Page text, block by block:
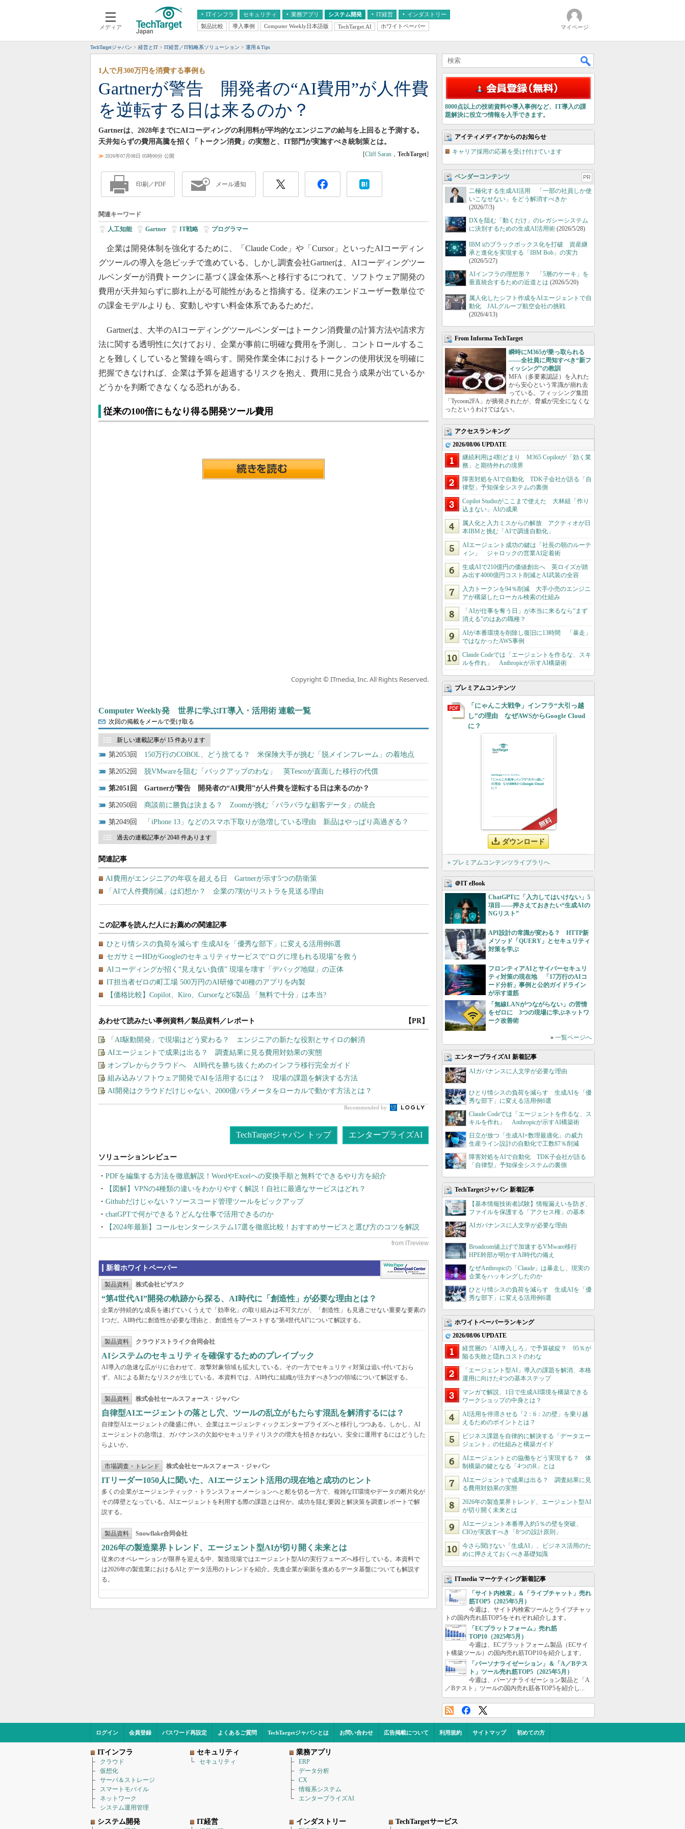
メディア
ITインフラ
クラウド
スマートモバイル
ネットワーク
システム運用管理
セキュリティ 業務アプリ
エンタープライズAI
ERP
CX
情報系システム
システム開発 IT経営
経営とIT
インダストリー
医療IT
製品比較 導入事例 Computer Weekly日本語版 TechTarget.AI ホワイトペーパー マイページ
TechTargetジャパン 経営とIT IT経営／IT戦略系ソリューション 運用＆Tips
Gartnerが警告 開発者の“AI費用”が人件費
を逆転する日は来るのか？
1人で月300万円を消費する事例も
Gartnerは、2028年までにAIコーディングの利用料が平均的なエンジニアの給与を上回ると予測する。
天井知らずの費用高騰を招く「トークン消費」の実態と、IT部門が実施すべき統制策とは。
≫ 2026年07月08日 05時00分 公開 [Cliff Saran ， TechTarget]
印刷／PDF メール通知
関連キーワード
人工知能| Gartner IT戦略 プログラマー
企業は開発体制を強化するために、「Claude Code」や「Cursor」といったAIコーディン
グツールの導入を急ピッチで進めている。しかし調査会社Gartnerは、AIコーディングツー
ルベンダーが消費トークンに基づく課金体系へと移行するにつれて、ソフトウェア開発の
費用が天井知らずに膨れ上がる可能性があると指摘する。従来のエンドユーザー数単位で
の課金モデルよりも、変動しやすい料金体系であるためだ。
Gartnerは、大半のAIコーディングツールベンダーはトークン消費量の計算方法や請求方
法に関する透明性に欠けており、企業が事前に明確な費用を予測し、コントロールするこ
とを難しくしていると警鐘を鳴らす。開発作業全体におけるトークンの使用状況を明確に
把握できなければ、企業は予算を超過するリスクを抱え、費用に見合う成果が出ているか
どうかを判断できなくなる恐れがある。
従来の100倍にもなり得る開発ツール費用
Copyright © ITmedia, Inc. All Rights Reserved.
Computer Weekly発 世界に学ぶIT導入・活用術 連載一覧
次回の掲載をメールで受け取る
新しい連載記事が 15 件あります
2053 150万行のCOBOL、どう捨てる？ 米保険大手が挑む「脱メインフレーム」の着地点
2052 脱VMwareを阻む「バックアップのわな」 英Tescoが直面した移行の代償
2051 Gartnerが警告 開発者の“AI費用”が人件費を逆転する日は来るのか？
2050 商談前に勝負は決まる？ Zoomが挑む「バラバラな顧客データ」の統合
2049 「iPhone 13」などのスマホ下取りが急増している理由 新品はやっぱり高過ぎる？
過去の連載記事が 2048 件あります
関連記事
AI費用がエンジニアの年収を超える日 Gartnerが示す5つの防衛策
「AIで人件費削減」は幻想か？ 企業の7割がリストラを見送る理由
あわせて読みたい事例資料／製品資料／レポート 【PR】
「AI駆動開発」で現場はどう変わる？ エンジニアの新たな役割とサイロの解消
AIエージェントで成果は出る？ 調査結果に見る費用対効果の実態
オンプレからクラウドへ AI時代を勝ち抜くためのインフラ移行完全ガイド
組み込みソフトウェア開発でAIを活用するには？ 現場の課題を解決する方法
AI開発はクラウドだけじゃない、2000億パラメータをローカルで動かす方法とは？
Recommended by
TechTargetジャパン トップ エンタープライズAI
PDFを編集する方法を徹底解説！WordやExcelへの変換手順と無料でできるやり方を紹介
【図解】VPNの4種類の違いをわかりやすく解説！自社に最適なサービスはどれ？
Githubだけじゃない？ソースコード管理ツールをピックアップ
chatGPTで何ができる？どんな仕事で活用できるのか
【2024年最新】コールセンターシステム17選を徹底比較！おすすめサービスと選び方のコツを解説
新着ホワイトペーパー
製品資料 株式会社ビザスク
“第4世代AI”開発の軌跡から探る、AI時代に「創造性」が必要な理由とは？
企業が持続的な成長を遂げていくうえで「効率化」の取り組みは不可欠だが、「創造性」も見過ごせない重要な要素の
1つだ。AI時代に創造性が必要な理由と、創造性をブーストする“第4世代AI”について解説する。
製品資料 クラウドストライク合同会社
AIシステムのセキュリティを確保するためのプレイブック
AI導入の急速な広がりに合わせて、攻撃対象領域も拡大している。その一方でセキュリティ対策は追い付いておら
ず、AIによる新たなリスクが生じている。本資料では、AI時代に組織が注力すべき5つの領域について解説する。
製品資料 株式会社セールスフォース・ジャパン
自律型AIエージェントの落とし穴、ツールの乱立がもたらす混乱を解消するには？
自律型AIエージェントの隆盛に伴い、企業はエージェンティックエンタープライズへと移行しつつある。しかし、AI
エージェントの急増は、ガバナンスの欠如やセキュリティリスクの増大を招きかねない。安全に運用するにはどうした
らよいか。
市場調査・トレンド 株式会社セールスフォース・ジャパン
ITリーダー1050人に聞いた、AIエージェント活用の現在地と成功のヒント
多くの企業がエージェンティック・トランスフォーメーションへと舵を切る一方で、複雑なIT環境やデータの断片化が
その障壁となっている。AIエージェントを利用する際の課題とは何か。成功を阻む要因と解決策を調査レポートで解
説する。
製品資料 Snowflake合同会社
2026年の製造業界トレンド、エージェント型AIが切り開く未来とは
従来のオペレーションが限界を迎える中、製造現場ではエージェント型AIの実行フェーズへ移行している。本資料で
は2026年の製造業におけるAIとデータ活用のトレンドを紹介。先進企業が刷新を進めるデータ基盤についても解説す
る。
8000点以上の技術資料や導入事例など、IT導入の課
題解決に役立つ情報を入手できます。
アイティメディアからのお知らせ
キャリア採用の応募を受け付けています
ベンダーコンテンツ PR
二極化する生成AI活用 「一部の社員しか使
いこなせない」をどう解消すべきか
(2026/7/3)
DXを阻む「動くだけ」のレガシーシステム
に決別するための生成AI活用術 (2026/5/28)
IBM iのブラックボックス化を打破 資産継
承と進化を実現する「IBM Bob」の実力
(2026/5/27)
AIインフラの理想形？ 「5層のケーキ」を
垂直統合するための近道とは (2026/5/20)
属人化したシフト作成をAIエージェントで自
動化 JALグループ航空会社の挑戦
(2026/4/13)
From Informa TechTarget
瞬時にM365が乗っ取られる
――全社員に周知すべき“新フ
ィッシング”の教訓
MFA（多要素認証）を入れた
から安心という常識が崩れ去
っている。フィッシング集団
「Tycoon2FA」が摘発されたが、脅威が完全になくな
ったというわけではない。
アクセスランキング
2026/08/06 UPDATE
継続利用は4割どまり M365 Copilotが「効く業
務」と期待外れの境界
障害対処をAIで自動化 TDK子会社が語る「自
律型」予知保全システムの裏側
Copilot Studioがここまで使えた 大林組「作り
込まない」AIの成果
属人化と入力ミスからの解放 アクティオが日
本IBMと挑む「AIで調達自動化」
AIエージェント成功の鍵は「社長の朝のルーテ
ィン」 ジャロックの営業AI定着術
生成AIで210億円の価値創出へ 英ロイズが踏
み出す4000億円コスト削減とAI武装の全容
入力トークンを94％削減 大手小売のエンジニ
アが構築したローカル検索の仕組み
「AIが仕事を奪う日」が本当に来るなら“まず
消える”のはあの職種？
AIが本番環境を削除し復旧に13時間 「暴走」
ではなかったAWS事例
Claude Codeでは「エージェントを作るな、スキ
ルを作れ」 Anthropicが示すAI構築術
プレミアムコンテンツ
「にゃんこ大戦争」インフラ“大引っ越
し”の理由 なぜAWSからGoogle Cloud
に？
ダウンロード
» プレミアムコンテンツライブラリへ
＠IT eBook
ChatGPTに「入力してはいけない」5
項目――押さえておきたい“生成AIの
NGリスト”
API設計の常識が変わる？ HTTP新
メソッド「QUERY」とセキュリティ
対策を学ぶ
フロンティアAIとサイバーセキュリ
ティ対策の現在地 「17万行のAIコ
ード分析」事例と公的ガイドライン
が示す道筋
「無線LANがつながらない」の苦情
をゼロに 3つの現場に学ぶネットワ
ーク改善術
» 一覧ページへ
エンタープライズAI 新着記事
AIガバナンスに人文学が必要な理由
ひとり情シスの負荷を減らす 生成AIを「優
秀な部下」に変える活用例6選
Claude Codeでは「エージェントを作るな、ス
キルを作れ」 Anthropicが示すAI構築術
日立が放つ「生成AI×数理最適化」の威力
生産ライン設計の自動化で工数87％削減
障害対処をAIで自動化 TDK子会社が語る
「自律型」予知保全システムの裏側
TechTargetジャパン 新着記事
【基本情報技術者試験】情報漏えいを防ぎ、
ファイルを保護する「アクセス権」の基本
AIガバナンスに人文学が必要な理由
Broadcom値上げで加速するVMware移行
HPE幹部が明かすAI時代の備え
なぜAnthropicの「Claude」は暴走し、現実の
企業をハッキングしたのか
ひとり情シスの負荷を減らす 生成AIを「優
秀な部下」に変える活用例6選
ホワイトペーパーランキング
2026/08/06 UPDATE
経営層の「AI導入しろ」で予算破綻？ 95％が
陥る失敗と隠れコストのわな
「エージェント型AI」導入の課題を解消、本格
運用に向けた4つの基本ステップ
マンガで解説、1日で生成AI環境を構築できる
ワークショップの中身とは？
AI活用を停滞させる「2：6：2の壁」を乗り越
えるためのポイントとは？
ビジネス課題を自律的に解決する「データエー
ジェント」の仕組みと構築ガイド
AIエージェントとの協働をどう実現する？ 体
制構築の鍵となる「4つのR」とは
AIエージェントで成果は出る？ 調査結果に見
る費用対効果の実態
2026年の製造業界トレンド、エージェント型AI
が切り開く未来とは
AIエージェント本番導入約5％の壁を突破、
CIOが実践すべき「8つの設計原則」
今さら聞けない「生成AI」、ビジネス活用のた
めに押さえておくべき基礎知識
ITmedia マーケティング新着記事
「サイト内検索」＆「ライブチャット」売れ
筋TOP5（2025年5月）
今週は、サイト内検索ツールとライブチャッ
トの国内売れ筋TOP5をそれぞれ紹介します。
「ECプラットフォーム」売れ筋
TOP10（2025年5月）
今週は、ECプラットフォーム製品（ECサイ
ト構築ツール）の国内売れ筋TOP10を紹介します。
「パーソナライゼーション」＆「A／Bテス
ト」ツール売れ筋TOP5（2025年5月）
今週は、パーソナライゼーション製品と「A
／Bテスト」ツールの国内売れ筋各TOP5を紹介し...
ログイン 会員登録 パスワード再設定 よくあるご質問 TechTargetジャパンとは お問い合わせ 広告掲載について 利用規約 サイトマップ 初めての方
ITインフラ
クラウド
仮想化
サーバ＆ストレージ
スマートモバイル
ネットワーク
システム運用管理
セキュリティ
セキュリティ
業務アプリ
ERP
データ分析
CX
情報系システム
エンタープライズAI
システム開発 IT経営 インダストリー TechTargetサービス